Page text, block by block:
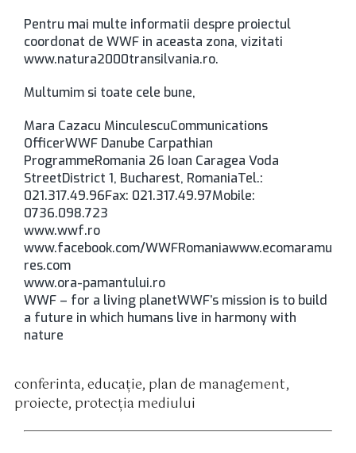
Pentru mai multe informatii despre proiectul
coordonat de WWF in aceasta zona, vizitati
www.natura2000transilvania.ro.
Multumim si toate cele bune,
Mara Cazacu MinculescuCommunications
OfficerWWF Danube Carpathian
ProgrammeRomania 26 Ioan Caragea Voda
StreetDistrict 1, Bucharest, RomaniaTel.:
021.317.49.96Fax: 021.317.49.97Mobile:
0736.098.723
www.wwf.ro
www.facebook.com/WWFRomaniawww.ecomaramu
res.com
www.ora-pamantului.ro
WWF – for a living planetWWF’s mission is to build
a future in which humans live in harmony with
nature
conferinta,educaţie, plan de management,
proiecte, protecţia mediului